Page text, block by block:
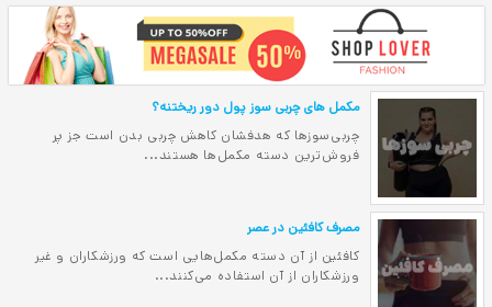
بل یس فور آل دمبل یس فور آل